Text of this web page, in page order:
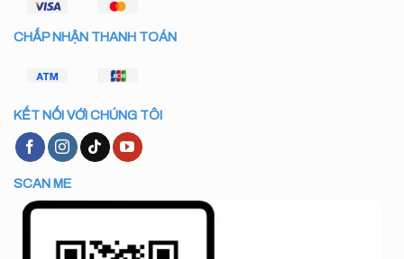
CHẤP NHẬN THANH TOÁN
KẾT NỐI VỚI CHÚNG TÔI
SCAN ME